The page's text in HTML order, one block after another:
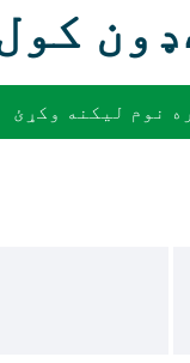
نوم لیکنه وکړئ